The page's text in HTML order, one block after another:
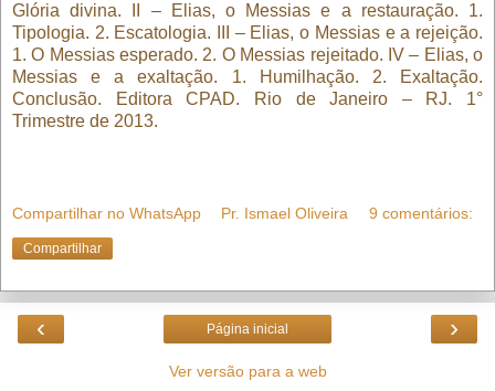
Glória divina. II – Elias, o Messias e a restauração. 1.
Tipologia. 2. Escatologia. III – Elias, o Messias e a rejeição.
1. O Messias esperado. 2. O Messias rejeitado. IV – Elias, o
Messias e a exaltação. 1. Humilhação. 2. Exaltação.
Conclusão. Editora CPAD. Rio de Janeiro – RJ. 1°
Trimestre de 2013.
Compartilhar no WhatsApp Pr. Ismael Oliveira 9 comentários:
Compartilhar
‹ ›
Página inicial
Ver versão para a web